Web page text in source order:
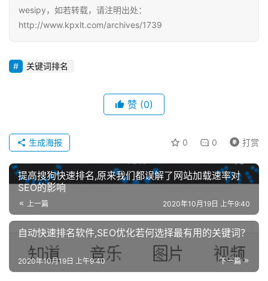
wesipy，如若转载，请注明出处：
http://www.kpxlt.com/archives/1739
关键词排名
赞 (0)
0 0 打赏
生成海报
提高搜狗快速排名,原来我们都误解了网站加载速率对
SEO的影响
上一篇 2020年10月19日 上午9:40
自动快速排名软件,SEO优化若何选择最有用的关键词？
下一篇
2020年10月19日 上午9:40